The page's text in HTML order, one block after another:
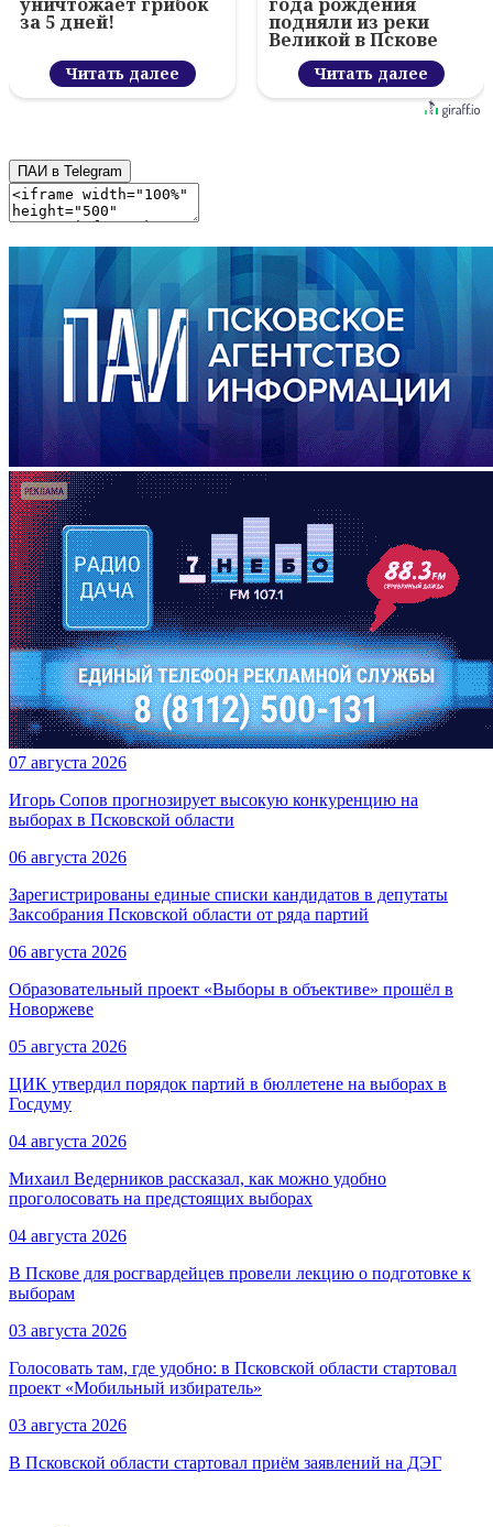
уничтожает грибок
за 5 дней!
Читать далее
года рождения
подняли из реки
Великой в Пскове
Читать далее
ПАИ в Telegram
07 августа 2026
Игорь Сопов прогнозирует высокую конкуренцию на
выборах в Псковской области
06 августа 2026
Зарегистрированы единые списки кандидатов в депутаты
Заксобрания Псковской области от ряда партий
06 августа 2026
Образовательный проект «Выборы в объективе» прошёл в
Новоржеве
05 августа 2026
ЦИК утвердил порядок партий в бюллетене на выборах в
Госдуму
04 августа 2026
Михаил Ведерников рассказал, как можно удобно
проголосовать на предстоящих выборах
04 августа 2026
В Пскове для росгвардейцев провели лекцию о подготовке к
выборам
03 августа 2026
Голосовать там, где удобно: в Псковской области стартовал
проект «Мобильный избиратель»
03 августа 2026
В Псковской области стартовал приём заявлений на ДЭГ